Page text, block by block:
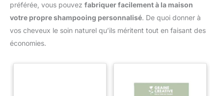
préférée, vous pouvez fabriquer facilement à la maison
votre propre shampooing personnalisé. De quoi donner à
vos cheveux le soin naturel qu’ils méritent tout en faisant des
économies.